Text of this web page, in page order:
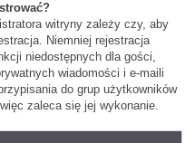
witryny zależy czy, aby
Niemniej rejestracja
niedostępnych dla gości,
wiadomości i e-maili
do grup użytkowników
zaleca się jej wykonanie.